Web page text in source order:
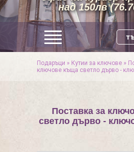
над 150лв
Подаръци » Кутии за ключове »
ключове къща светло дърво -
Поставка за
светло дърво -